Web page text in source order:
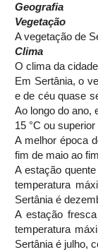
Geografia
Vegetação
A vegetação de
Clima
O clima da
Em Sertânia, o
e de céu quase
Ao longo do ano,
15 °C ou superior
A melhor época
fim de maio ao
A estação
temperatura
Sertânia é
A estação
temperatura
Sertânia é julho,